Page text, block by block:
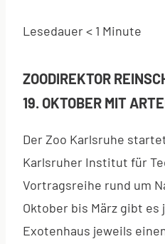
Lesedauer< 1 Minute
ZOODIREKTOR
19. OKTOBER MIT
Der Zoo Karlsruhe
Karlsruher Institut für
Vortragsreihe rund um
Oktober bis März gibt es
Exotenhaus jeweils